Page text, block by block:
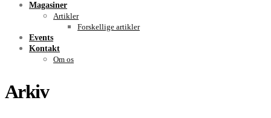
Magasiner
Artikler
Forskellige artikler
Events
Kontakt
Om os
Arkiv